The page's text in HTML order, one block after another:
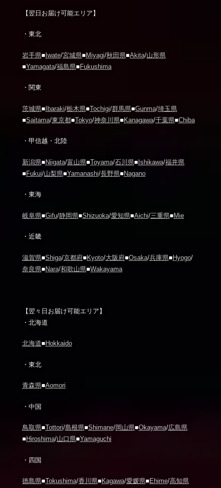
【翌日お届け可能エリア】
・東北
岩手県■ Iwate/宮城県■ Miyagi/秋田県■Akita/山形県
■Yamagata/福島県■ Fukushima
・関東
茨城県■ Ibaraki/栃木県■Tochigi/群馬県■Gunma/埼玉県
■Saitama/東京都■Tokyo/神奈川県■ Kanagawa/千葉県■Chiba
・甲信越・北陸
新潟県■ Niigata/富山県■Toyama/石川県■ Ishikawa/福井県
■ Fukui/山梨県■Yamanashi/長野県■ Nagano
・東海
岐阜県■Gifu/静岡県■Shizuoka/愛知県■Aichi/三重県■ Mie
・近畿
滋賀県■Shiga/京都府■ Kyoto/大阪府■Osaka/兵庫県■ Hyogo/
奈良県■ Nara/和歌山県■Wakayama
【翌々日お届け可能エリア】
・北海道
北海道■ Hokkaido
・東北
青森県■Aomori
・中国
鳥取県■Tottori/島根県■Shimane/岡山県■Okayama/広島県
■ Hiroshima/山口県■Yamaguchi
・四国
徳島県■Tokushima/香川県■ Kagawa/愛媛県■ Ehime/高知県